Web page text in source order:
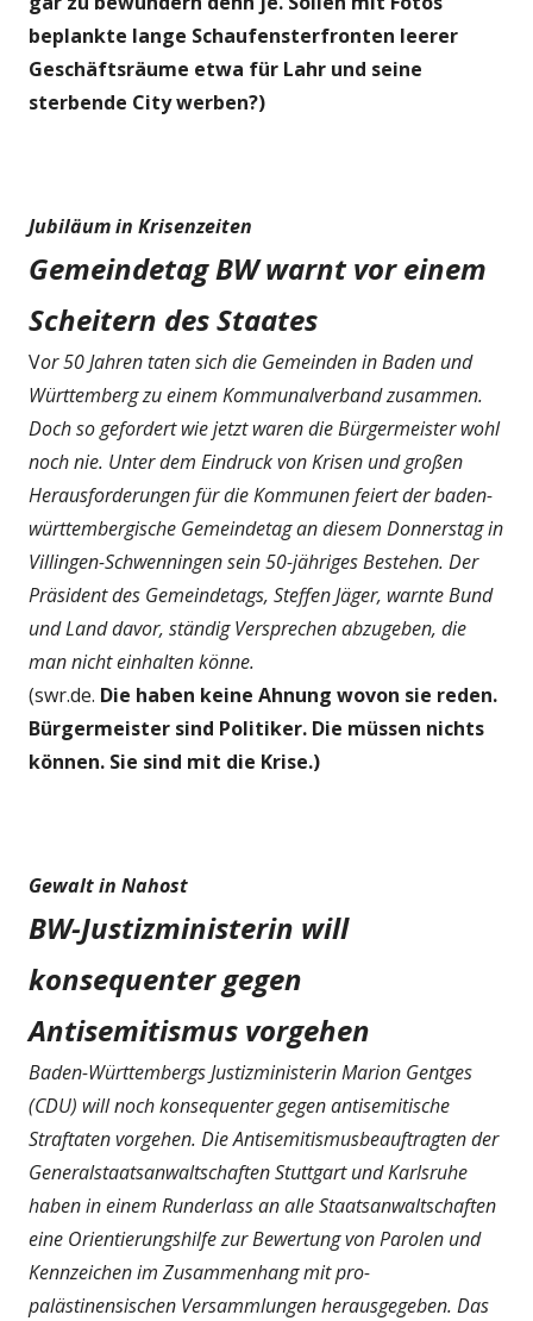
beplankte lange Schaufensterfronten leerer
Geschäftsräume etwa für Lahr und seine
sterbende City werben?)
Jubiläum in Krisenzeiten
Gemeindetag BW warnt vor einem
Scheitern des Staates
Vor 50 Jahren taten sich die Gemeinden in Baden und
Württemberg zu einem Kommunalverband zusammen.
Doch so gefordert wie jetzt waren die Bürgermeister wohl
noch nie. Unter dem Eindruck von Krisen und großen
Herausforderungen für die Kommunen feiert der baden-
württembergische Gemeindetag an diesem Donnerstag in
Villingen-Schwenningen sein 50-jähriges Bestehen. Der
Präsident des Gemeindetags, Steffen Jäger, warnte Bund
und Land davor, ständig Versprechen abzugeben, die
man nicht einhalten könne.
(swr.de. Die haben keine Ahnung wovon sie reden.
Bürgermeister sind Politiker. Die müssen nichts
können. Sie sind mit die Krise.)
Gewalt in Nahost
BW-Justizministerin will
konsequenter gegen
Antisemitismus vorgehen
Baden-Württembergs Justizministerin Marion Gentges
(CDU) will noch konsequenter gegen antisemitische
Straftaten vorgehen. Die Antisemitismusbeauftragten der
Generalstaatsanwaltschaften Stuttgart und Karlsruhe
haben in einem Runderlass an alle Staatsanwaltschaften
eine Orientierungshilfe zur Bewertung von Parolen und
Kennzeichen im Zusammenhang mit pro-
palästinensischen Versammlungen herausgegeben. Das